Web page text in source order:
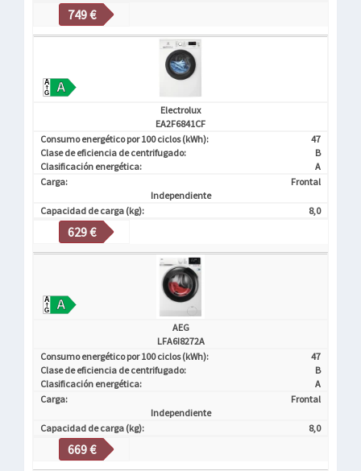
749 €
Electrolux
EA2F6841CF
Consumo energético por 100 ciclos (kWh):
47
Clase de eficiencia de centrifugado:
B
Clasificación energética:
A
Carga:
Frontal
Independiente
Capacidad de carga (kg):
8,0
629 €
AEG
LFA6I8272A
Consumo energético por 100 ciclos (kWh):
47
Clase de eficiencia de centrifugado:
B
Clasificación energética:
A
Carga:
Frontal
Independiente
Capacidad de carga (kg):
8,0
669 €